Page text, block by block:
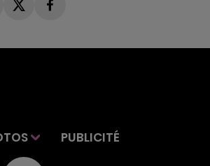
PUBLICITÉ